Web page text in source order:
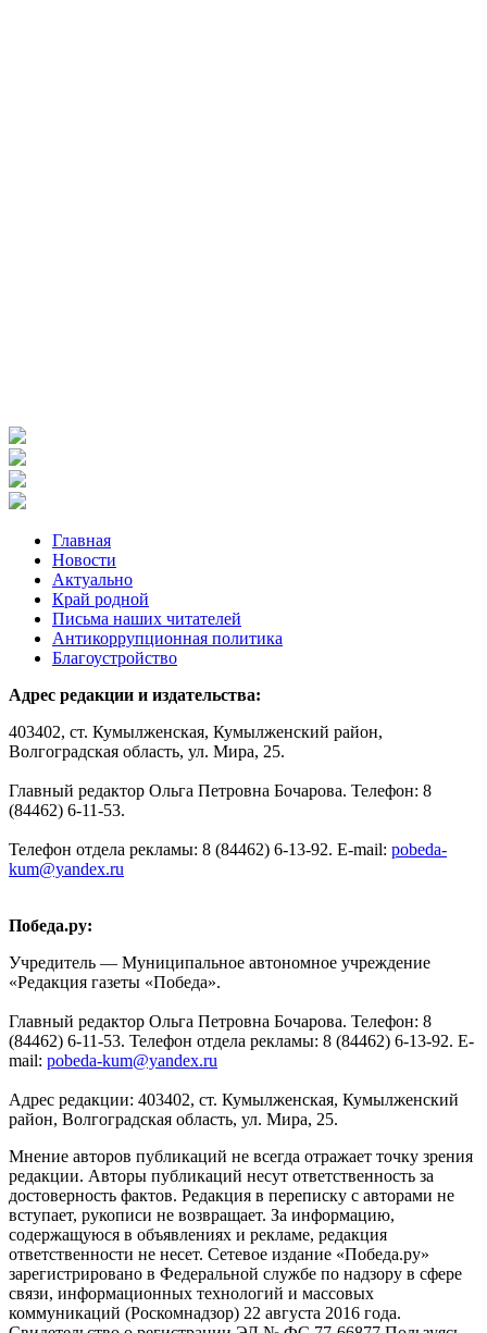
Главная
Новости
Актуально
Край родной
Письма наших читателей
Антикоррупционная политика
Благоустройство
Адрес редакции и издательства:
403402, ст. Кумылженская, Кумылженский район,
Волгоградская область, ул. Мира, 25.
Главный редактор Ольга Петровна Бочарова. Телефон: 8
(84462) 6-11-53.
Телефон отдела рекламы: 8 (84462) 6-13-92. E-mail: pobeda-
kum@yandex.ru
Победа.ру:
Учредитель — Муниципальное автономное учреждение
«Редакция газеты «Победа».
Главный редактор Ольга Петровна Бочарова. Телефон: 8
(84462) 6-11-53. Телефон отдела рекламы: 8 (84462) 6-13-92. E-
mail: pobeda-kum@yandex.ru
Адрес редакции: 403402, ст. Кумылженская, Кумылженский
район, Волгоградская область, ул. Мира, 25.
Мнение авторов публикаций не всегда отражает точку зрения
редакции. Авторы публикаций несут ответственность за
достоверность фактов. Редакция в переписку с авторами не
вступает, рукописи не возвращает. За информацию,
содержащуюся в объявлениях и рекламе, редакция
ответственности не несет. Сетевое издание «Победа.ру»
зарегистрировано в Федеральной службе по надзору в сфере
связи, информационных технологий и массовых
коммуникаций (Роскомнадзор) 22 августа 2016 года.